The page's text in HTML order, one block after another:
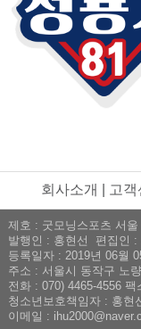
회사소개 고객
제호 : 굿모닝스포츠 서
발행인 : 홍현선 편집인 :
등록일자 : 2019년 06월
주소 : 서울시 동작구 노
전화 : 070) 4465-4556 팩
청소년보호책임자 : 홍현
이메일 :